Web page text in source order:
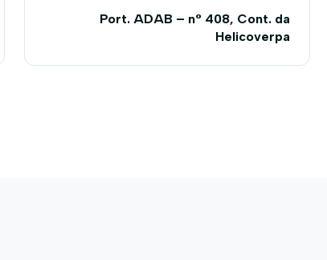
Port. ADAB – n° 408, Cont. da
Helicoverpa